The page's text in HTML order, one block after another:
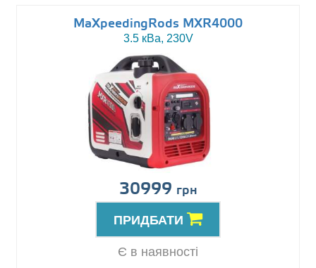
MaXpeedingRods MXR4000
3.5 кВа, 230V
30999 грн
ПРИДБАТИ
Є в наявності